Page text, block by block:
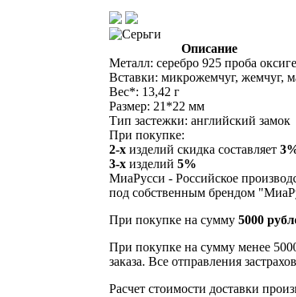
Описание
Металл: серебро 925 проба
Вставки: микрожемчуг, жемчуг,
Вес*: 13,42 г
Размер: 21*22 мм
Тип застежки: английский замок
При покупке:
2-х изделий скидка составляет
3-х изделий 5%
МиаРусси - Российское
под собственным брендом
При покупке на сумму 5000
При покупке на сумму менее
заказа. Все отправления
Расчет стоимости доставки